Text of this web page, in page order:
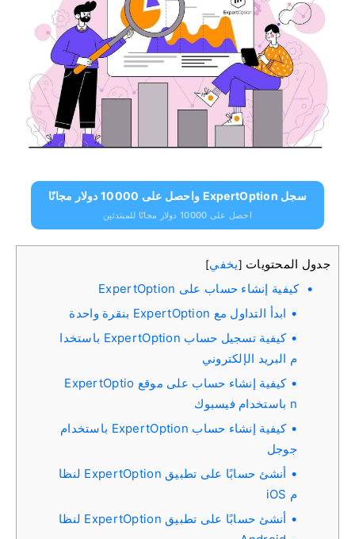
سجل ExpertOption واحصل على 10000 دولار مجانًا
احصل على 10000 دولار مجانًا للمبتدئين
جدول المحتويات [يخفي]
كيفية إنشاء حساب على ExpertOption
ابدأ التداول مع ExpertOption بنقرة واحدة
كيفية تسجيل حساب ExpertOption باستخدا
م البريد الإلكتروني
كيفية إنشاء حساب على موقع ExpertOptio
n باستخدام فيسبوك
كيفية إنشاء حساب ExpertOption باستخدام
جوجل
أنشئ حسابًا على تطبيق ExpertOption لنظا
م iOS
أنشئ حسابًا على تطبيق ExpertOption لنظا